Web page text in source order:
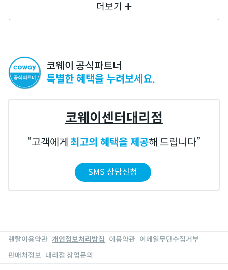
더보기
코웨이 공식파트너
특별한 혜택을 누려보세요.
코웨이센터대리점
고객에게 최고의 혜택을 제공해 드립니다
SMS 상담신청
렌탈이용약관 개인정보처리방침 이용약관 이메일무단수집거부
판매처정보 대리점 창업문의